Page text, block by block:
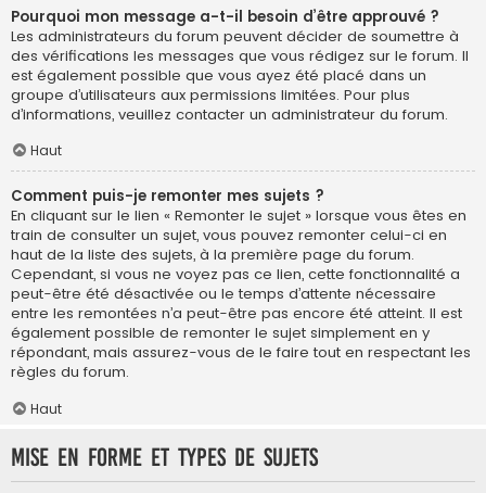
Pourquoi mon message a-t-il besoin d’être approuvé ?
Les administrateurs du forum peuvent décider de soumettre à
des vérifications les messages que vous rédigez sur le forum. Il
est également possible que vous ayez été placé dans un
groupe d’utilisateurs aux permissions limitées. Pour plus
d’informations, veuillez contacter un administrateur du forum.
Haut
Comment puis-je remonter mes sujets ?
En cliquant sur le lien « Remonter le sujet » lorsque vous êtes en
train de consulter un sujet, vous pouvez remonter celui-ci en
haut de la liste des sujets, à la première page du forum.
Cependant, si vous ne voyez pas ce lien, cette fonctionnalité a
peut-être été désactivée ou le temps d’attente nécessaire
entre les remontées n’a peut-être pas encore été atteint. Il est
également possible de remonter le sujet simplement en y
répondant, mais assurez-vous de le faire tout en respectant les
règles du forum.
Haut
Mise en forme et types de sujets